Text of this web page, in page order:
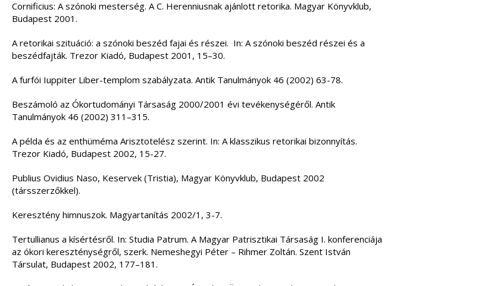
Cornificius: A szónoki mesterség. A C. Herenniusnak ajánlott retorika. Magyar Könyvklub,
Budapest 2001.
A retorikai szituáció: a szónoki beszéd fajai és részei. In: A szónoki beszéd részei és a
beszédfajták. Trezor Kiadó, Budapest 2001, 15–30.
A furfói Iuppiter Liber-templom szabályzata. Antik Tanulmányok 46 (2002) 63-78.
Beszámoló az Ókortudományi Társaság 2000∕2001 évi tevékenységéről. Antik
Tanulmányok 46 (2002) 311–315.
A példa és az enthüméma Arisztotelész szerint. In: A klasszikus retorikai bizonnyítás.
Trezor Kiadó, Budapest 2002, 15-27.
Publius Ovidius Naso, Keservek (Tristia), Magyar Könyvklub, Budapest 2002
(társszerzőkkel).
Keresztény himnuszok. Magyartanítás 2002/1, 3-7.
Tertullianus a kísértésről. In: Studia Patrum. A Magyar Patrisztikai Társaság I. konferenciája
az ókori kereszténységről, szerk. Nemeshegyi Péter – Rihmer Zoltán. Szent István
Társulat, Budapest 2002, 177–181.